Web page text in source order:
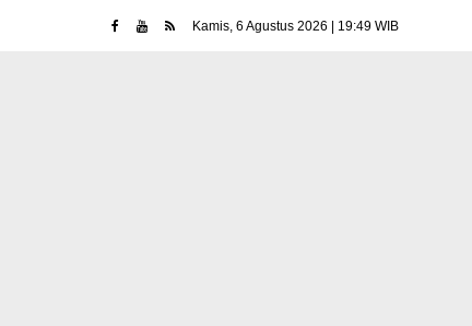
Kamis, 6 Agustus 2026 | 19:49 WIB